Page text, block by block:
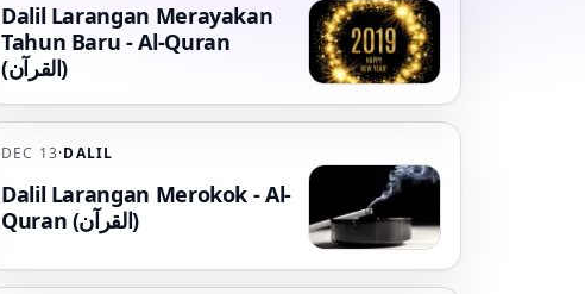
Dalil Larangan Merayakan
Tahun Baru - Al-Quran
(القرآن)
DEC 13·DALIL
Dalil Larangan Merokok - Al-
Quran (القرآن)